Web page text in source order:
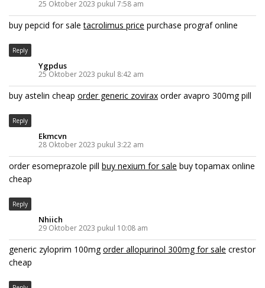
25 Oktober 2023 pukul 7:58 am
buy pepcid for saletacrolimus price purchase prograf online
Reply
Ygpdus
25 Oktober 2023 pukul 8:42 am
buy astelin cheap order generic zovirax order avapro 300mg pill
Reply
Ekmcvn
28 Oktober 2023 pukul 3:22 am
order esomeprazole pill buy nexium for sale buy topamax online
cheap
Reply
Nhiich
29 Oktober 2023 pukul 10:08 am
generic zyloprim 100mgorder allopurinol 300mg for sale crestor
cheap